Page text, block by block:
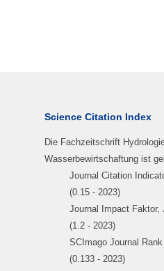
Science Citation Index
Die Fachzeitschrift
Wasserbewirtschaftung ist
Journal Citation
(0.15 - 2023)
Journal Impact Faktor,
(1.2 - 2023)
SCImago Journal Rank
(0.133 - 2023)